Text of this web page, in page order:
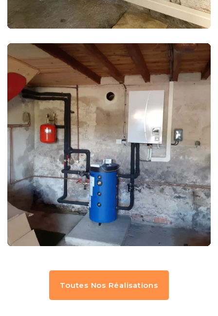
Toutes Nos Réalisations